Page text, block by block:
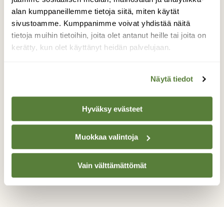
alan kumppaneillemme tietoja siitä, miten käytät
sivustoamme. Kumppanimme voivat yhdistää näitä
tietoja muihin tietoihin, joita olet antanut heille tai joita on
kerätty, kun olet käyttänyt heidän palvelujaan.
Näytä tiedot
Hyväksy evästeet
Muokkaa valintoja
Vain välttämättömät
viereiselle mäelle kaksi ( 2 ) hirvisonnia .
Vaikka kuvassa etäisyys on pitkä oli matkaa
todellisuudessa n. 25-30 m .
Kännykkäkameralla otetut kuvat eivät anna
rajavyöhykkeelle ja kohti Venäjän
Valokuvaaja: Raimo Häkkinen, Lieksa , Pohjois-
Karjala 08.10.2018
TAKAISIN LISTAAN